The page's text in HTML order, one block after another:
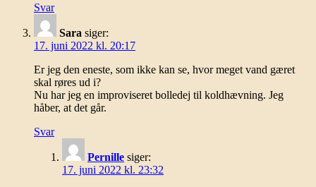
Svar
Sara siger:
17. juni 2022 kl. 20:17
Er jeg den eneste, som ikke kan se, hvor meget vand gæret
skal røres ud i?
Nu har jeg en improviseret bolledej til koldhævning. Jeg
håber, at det går.
Svar
Pernille siger:
17. juni 2022 kl. 23:32